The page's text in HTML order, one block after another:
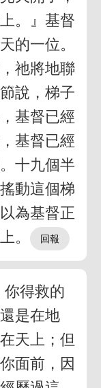
。』基督
的一位。
祂將地聯
說，梯子
基督已經
基督已經
十九個半
動這個梯
為基督正
。
得救的
是在地
天上；但
面前，因